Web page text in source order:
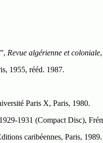
Revue algérienne et coloniale
1955, rééd. 1987.
Paris X, Paris, 1980.
1931 (Compact Disc),
caribéennes, Paris, 1989.